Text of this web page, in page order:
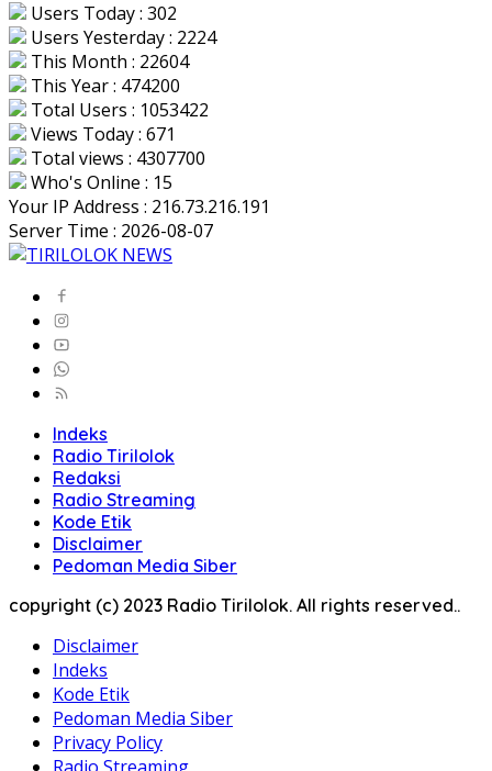
Users Today : 302
Users Yesterday : 2224
This Month : 22604
This Year : 474200
Total Users : 1053422
Views Today : 671
Total views : 4307700
Who's Online : 15
Your IP Address : 216.73.216.191
Server Time : 2026-08-07
Indeks
Radio Tirilolok
Redaksi
Radio Streaming
Kode Etik
Disclaimer
Pedoman Media Siber
copyright (c) 2023 Radio Tirilolok. All rights reserved..
Disclaimer
Indeks
Kode Etik
Pedoman Media Siber
Privacy Policy